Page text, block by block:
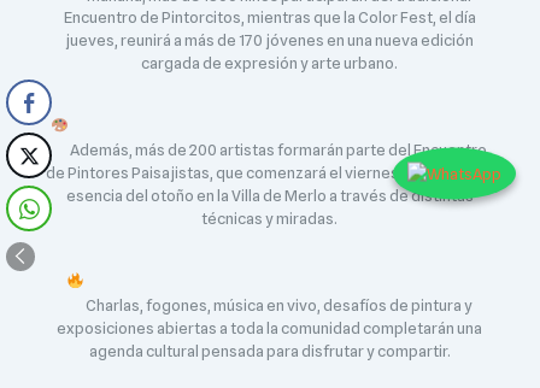
Encuentro de Pintorcitos, mientras que la Color Fest, el día
jueves, reunirá a más de 170 jóvenes en una nueva edición
cargada de expresión y arte urbano.
Además, más de 200 artistas formarán parte del Encuentro
de Pintores Paisajistas, que comenzará el viernes retratando la
esencia del otoño en la Villa de Merlo a través de distintas
técnicas y miradas.
Charlas, fogones, música en vivo, desafíos de pintura y
exposiciones abiertas a toda la comunidad completarán una
agenda cultural pensada para disfrutar y compartir.